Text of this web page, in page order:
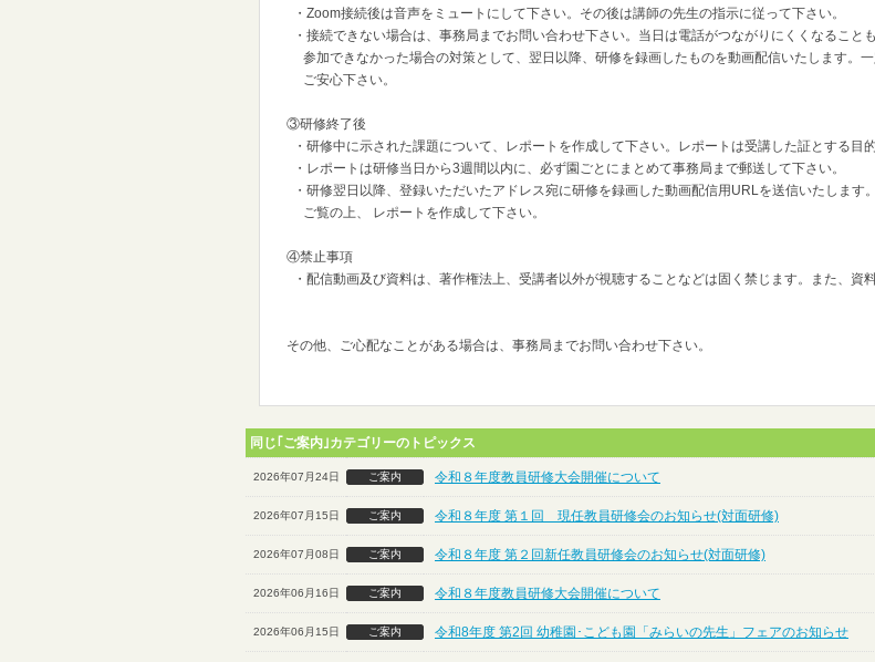
・Zoom接続後は音声をミュートにして下さい。その後は講師の先生の指示に従って下さい。
・接続できない場合は、事務局までお問い合わせ下さい。当日は電話がつながりにくくなること
参加できなかった場合の対策として、翌日以降、研修を録画したものを動画配信いたします。一
ご安心下さい。
③研修終了後
・研修中に示された課題について、レポートを作成して下さい。レポートは受講した証とする目
・レポートは研修当日から3週間以内に、必ず園ごとにまとめて事務局まで郵送して下さい。
・研修翌日以降、登録いただいたアドレス宛に研修を録画した動画配信用URLを送信いたします
ご覧の上、 レポートを作成して下さい。
④禁止事項
・配信動画及び資料は、著作権法上、受講者以外が視聴することなどは固く禁じます。また、資
その他、ご心配なことがある場合は、事務局までお問い合わせ下さい。
同じ｢ご案内｣カテゴリーのトピックス
2026年07月24日 ご案内 令和８年度教員研修大会開催について
2026年07月15日 ご案内 令和８年度 第１回 現任教員研修会のお知らせ(対面研修)
2026年07月08日 ご案内 令和８年度 第２回新任教員研修会のお知らせ(対面研修)
2026年06月16日 ご案内 令和８年度教員研修大会開催について
2026年06月15日 ご案内 令和8年度 第2回 幼稚園･こども園「みらいの先生」フェアのお知らせ